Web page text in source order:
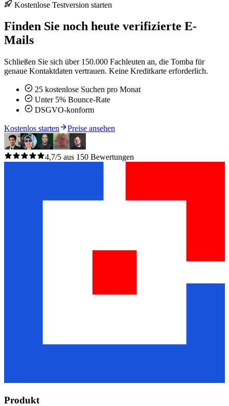
Kostenlose Testversion starten
Finden Sie noch heute verifizierte E-
Mails
Schließen Sie sich über 150.000 Fachleuten an, die Tomba für
genaue Kontaktdaten vertrauen. Keine Kreditkarte erforderlich.
25 kostenlose Suchen pro Monat
Unter 5% Bounce-Rate
DSGVO-konform
Kostenlos starten Preise ansehen
4,7/5 aus 150 Bewertungen
Produkt